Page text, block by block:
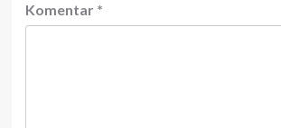
Komentar *